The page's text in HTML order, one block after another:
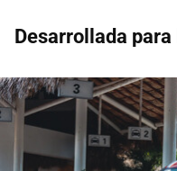
Desarrollada